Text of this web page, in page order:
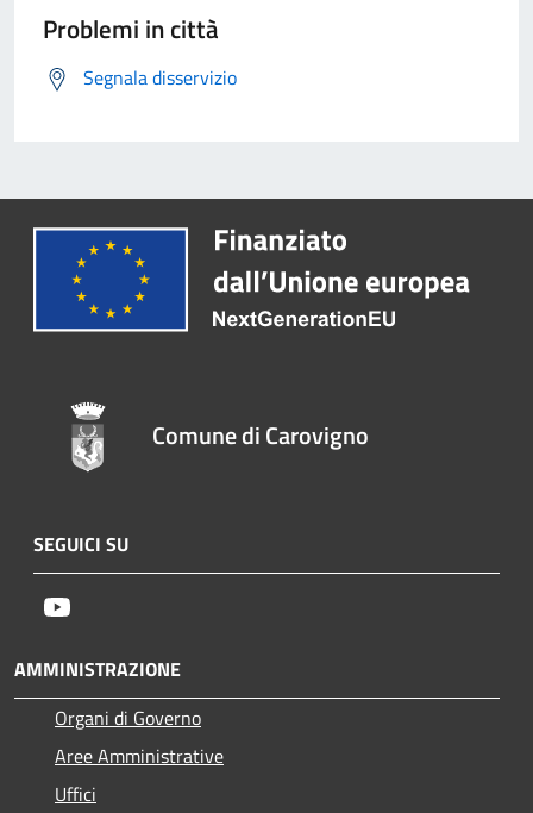
Problemi in città
Segnala disservizio
Comune di Carovigno
SEGUICI SU
AMMINISTRAZIONE
Organi di Governo
Aree Amministrative
Uffici